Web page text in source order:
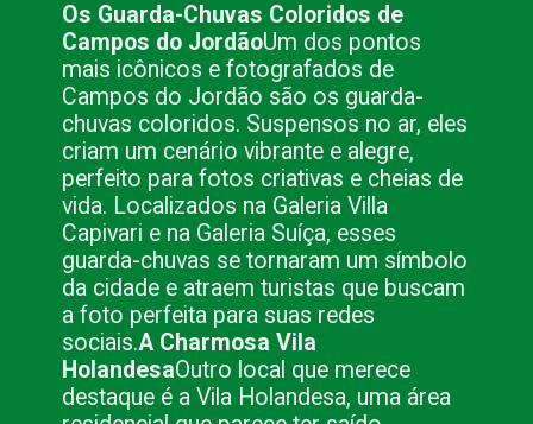
Os Guarda-Chuvas Coloridos de
Campos do JordãoUm dos pontos
mais icônicos e fotografados de
Campos do Jordão são os guarda-
chuvas coloridos. Suspensos no ar, eles
criam um cenário vibrante e alegre,
perfeito para fotos criativas e cheias de
vida. Localizados na Galeria Villa
Capivari e na Galeria Suíça, esses
guarda-chuvas se tornaram um símbolo
da cidade e atraem turistas que buscam
a foto perfeita para suas redes
sociais.A Charmosa Vila
HolandesaOutro local que merece
destaque é a Vila Holandesa, uma área